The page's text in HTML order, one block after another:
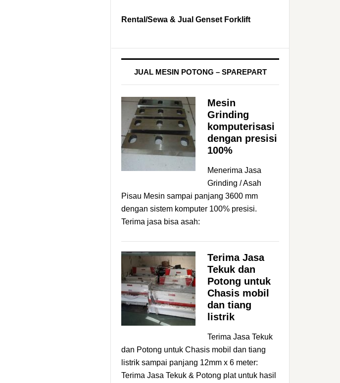
Rental/Sewa & Jual Genset Forklift
JUAL MESIN POTONG – SPAREPART
Mesin
Grinding
komputerisasi
dengan presisi
100%
Menerima Jasa
Grinding / Asah
Pisau Mesin sampai panjang 3600 mm
dengan sistem komputer 100% presisi.
Terima jasa bisa asah:
Terima Jasa
Tekuk dan
Potong untuk
Chasis mobil
dan tiang
listrik
Terima Jasa Tekuk
dan Potong untuk Chasis mobil dan tiang
listrik sampai panjang 12mm x 6 meter:
Terima Jasa Tekuk & Potong plat untuk hasil